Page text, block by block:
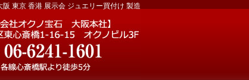
東京 香港 展示会 ジュエリー買付け 製造